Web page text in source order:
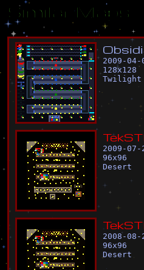
Similar Maps
Obsidi
2009-
128x128
Twilight
TekST
2009-
96x96
Desert
TekST
2008-
96x96
Desert